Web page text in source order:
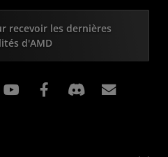
recevoir les dernières
d'AMD
Instagram Facebook